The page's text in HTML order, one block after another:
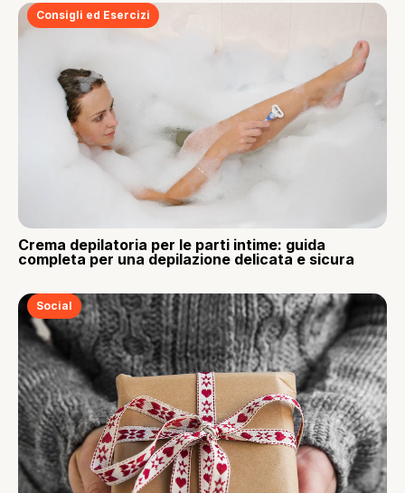
Consigli ed Esercizi
Crema depilatoria per le parti intime: guida
completa per una depilazione delicata e sicura
Social